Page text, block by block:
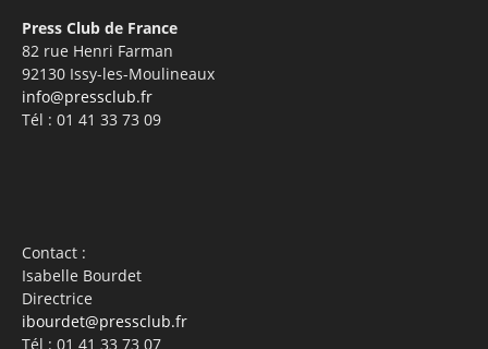
Press Club de France
82 rue Henri Farman
92130 Issy-les-Moulineaux
info@pressclub.fr
Tél : 01 41 33 73 09
Contact :
Isabelle Bourdet
Directrice
ibourdet@pressclub.fr
Tél : 01 41 33 73 07